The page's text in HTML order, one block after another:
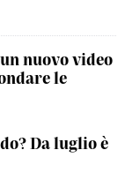
nuovo video
le
Da luglio è